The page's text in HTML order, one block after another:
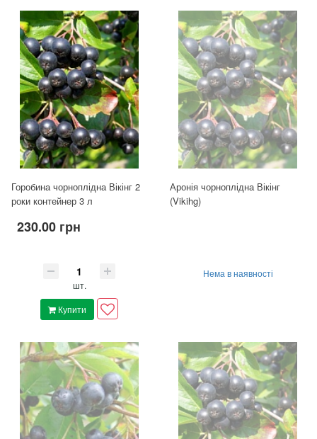
Горобина чорноплідна Вікінг 2
роки контейнер 3 л
230.00 грн
шт.
Купити
Аронія чорноплідна Вікінг
(Vikihg)
Нема в наявності